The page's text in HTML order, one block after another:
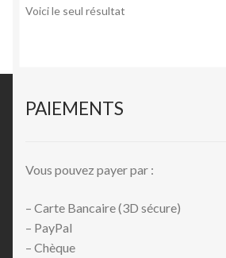
Voici le seul résultat
PAIEMENTS
Vous pouvez payer par :
– Carte Bancaire (3D sécure)
– PayPal
– Chèque